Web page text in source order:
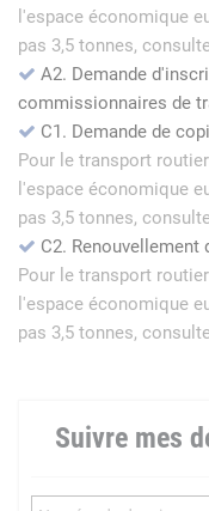
l'espace économique
pas 3,5 tonnes,
A2. Demande
commissionnaires de
C1. Demande de
Pour le transport
l'espace économique
pas 3,5 tonnes,
C2.
Pour le transport
l'espace économique
pas 3,5 tonnes,
Suivre mes